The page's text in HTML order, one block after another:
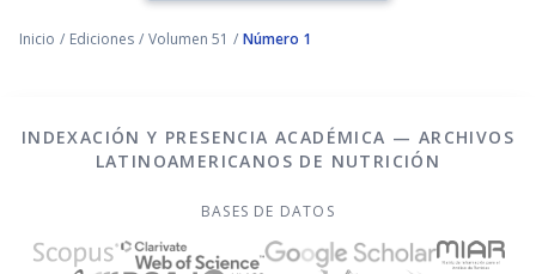
Inicio / Ediciones / Volumen 51 / Número 1
INDEXACIÓN Y PRESENCIA ACADÉMICA — ARCHIVOS
LATINOAMERICANOS DE NUTRICIÓN
BASES DE DATOS